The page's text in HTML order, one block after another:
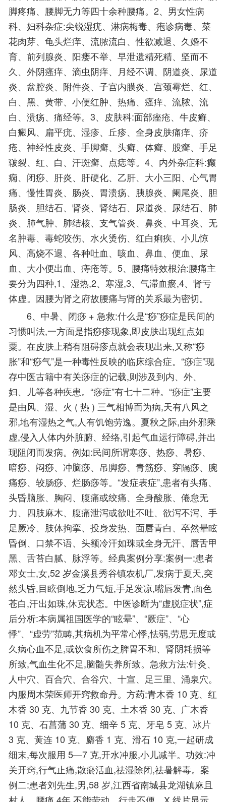
脚疼痛、腰脚无力等四十余种腰痛。2、男女性病
科、妇科杂症:尖锐湿疣、淋病梅毒、疱诊病毒、菜
花肉芽、龟头烂痒、流脓流白、性欲减退、久婚不
育、前列腺炎、阳瘘不举、早泄遗精死精、坚而不
久、外阴瘙痒、滴虫阴痒、月经不调、阴道炎、尿道
炎、盆腔炎、附件炎、子宫内膜炎、宫颈霉烂、红、
白、黑、黄带、小便红肿、热痛、瘙痒、流脓、流
白、溃疡、痛经等。3、皮肤科:面部痤疮、牛皮癣、
白癜风、扁平疣、湿疹、丘疹、全身皮肤痛痒、疥
疮、神经性皮炎、手脚癣、头癣、体癣、股癣、手足
皲裂、红、白、汗斑癣、点痣等。4、内外杂症科:癫
痫、闭痧、肝炎、肝硬化、乙肝、大小三阳、心气胃
痛、慢性胃炎、肠炎、胃溃疡、胰腺炎、阑尾炎、胆
肠炎、胆结石、肾炎、肾结石、尿道炎、尿结石、肺
炎、肺气肿、肺结核、支气管炎、鼻炎、中耳炎、无
名肿毒、毒蛇咬伤、水火烫伤、红白痢疾、小儿惊
风、高烧不退、各种吐血、咳血、鼻血、便血、尿
血、大小便出血、痔疮等。5、腰痛特效根治:腰痛主
要分为四种,1、湿热,2、寒湿,3、气滞血瘀,4、肾亏
体虚。因腰为肾之府故腰痛与肾的关系最为密切。
6、中暑、闭痧 + 急救:什么是“痧”痧症是民间的
习惯叫法,一方面是指痧疹现象,即皮肤出现红点如
粟。在皮肤上稍有阻碍疹点就会表现出来,又称“痧
胀”和“痧气”是一种毒性反映的临床综合症。“痧症”现
存中医古籍中有关痧症的记载,则涉及到内、外、
妇、儿等各种疾患。“痧症”有七十二种。“痧症”主要
是由风、湿、火 ( 热 ) 三气相博而为病,天有八风之
邪,地有湿热之气,人有饥饱劳逸。夏秋之际,由外邪乘
虚,侵入人体内外脏腑、经络,引起气血运行障碍,并出
现阻闭而发病。例如:民间所谓寒痧、热痧、暑痧、
暗痧、闷痧、冲脑痧、吊脚痧、青筋痧、穿隔痧、腕
痛痧、较肠痧、烂肠痧等。“发症表症”,患者有头痛、
头昏脑胀、胸闷、腹痛或绞痛、全身酸胀、倦怠无
力、四肢麻木、腹痛泄泻或欲吐不吐、欲泻不泻、手
足厥冷、肢体拘挛、投身发热、面唇青白、卒然晕眩
昏倒、口禁不语、头额冷汗如珠或全身无汗、唇舌甲
黑、舌苔白腻、脉浮等。经典案例分享:案例一:患者
邓女士,女,52 岁金溪县秀谷镇农机厂,发病于夏天,突
然头昏,目眩倒地,乏力气短,手足发凉,嘴唇发青,面色
苍白,汗出如珠,休克状态。中医诊断为“虚脱症状”,症
后分析:本病属祖国医学的“眩晕”、“厥症”、“心
悸”、“虚劳”范畴,其病机为平常心悸,怯弱,劳思无度或
久病心血不足,或饮食所伤之脾胃不和、肾阴耗损等
所致,气血生化不足,脑髓失养所致。急救方法:针灸、
人中穴、百合穴、合谷穴、十宣、足三里、涌泉穴。
内服周木荣医师开窍救命丹。方药:青木香 10 克、红
木香 30 克、九节香 30 克、土木香 30 克、广木香
10 克、石菖蒲 30 克、细辛 5 克、牙皂 5 克、冰片
3 克、黄连 10 克、麝香 1 克、滑石 10 克,一起研成
细末,每次服用 5—7 克,开水冲服,小儿减半。功效:冲
关开窍,行气止痛,散瘀活血,祛湿除闭,祛暑解毒。案
例二:患者刘先生,男,58 岁,江西省南城县龙湖镇麻且
村人。腰痛 4年,不能劳动、行走不便。X 线片显示,